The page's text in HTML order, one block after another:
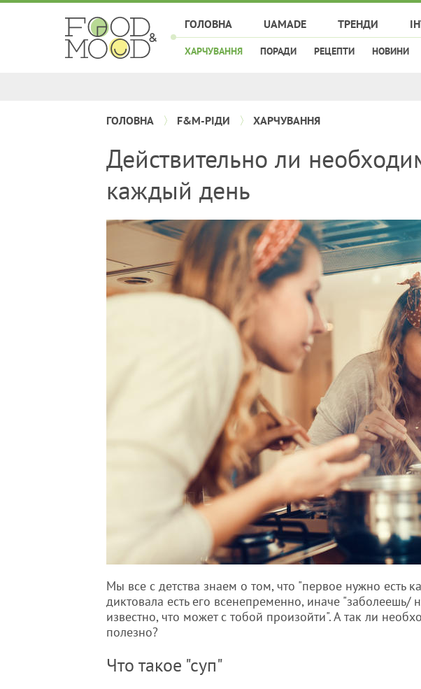
ГОЛОВНА UAMADE ТРЕНДИ
ХАРЧУВАННЯ ПОРАДИ РЕЦЕПТИ НОВИНИ
ГОЛОВНА F&M-РІДИ ХАРЧУВАННЯ
Действительно ли
каждый день
Мы все с детства знаем о том, что "первое нужно есть
диктовала есть его всенепременно, иначе
известно, что может с тобой произойти". А так ли
полезно?
Что такое "суп"